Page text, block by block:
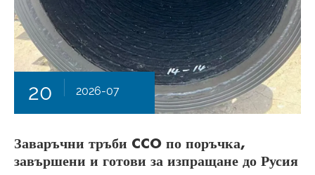
20 2026-07
Заваръчни тръби CCO по поръчка,
завършени и готови за изпращане до Русия